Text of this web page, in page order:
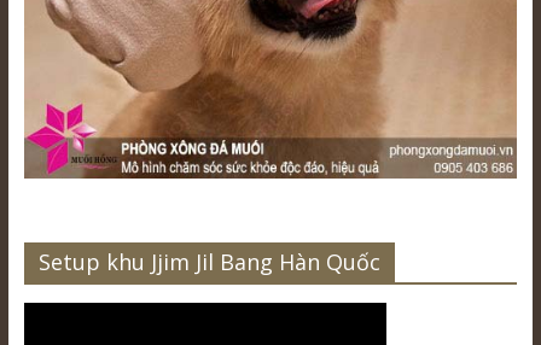
Setup khu Jjim Jil Bang Hàn Quốc